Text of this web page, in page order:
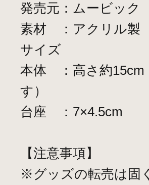
発売元：ムービック
素材 ：アクリル製
サイズ
本体 ：高さ約15cm
す）
台座 ：7×4.5cm
【注意事項】
※グッズの転売は固